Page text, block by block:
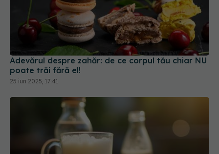
Adevărul despre zahăr: de ce corpul tău chiar NU
poate trăi fără el!
25 iun 2025, 17:41